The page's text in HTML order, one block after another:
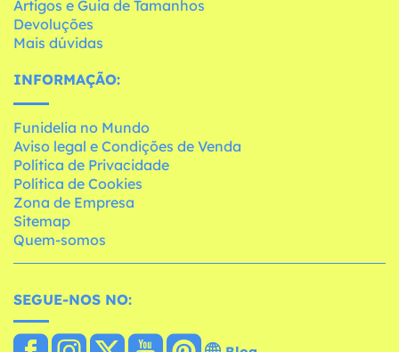
Artigos e Guia de Tamanhos
Devoluções
Mais dúvidas
INFORMAÇÃO:
Funidelia no Mundo
Aviso legal e Condições de Venda
Política de Privacidade
Política de Cookies
Zona de Empresa
Sitemap
Quem-somos
SEGUE-NOS NO: